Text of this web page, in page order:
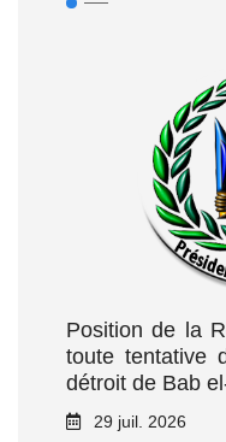
Position de la
toute tentative
détroit de Bab
29 juil. 2026